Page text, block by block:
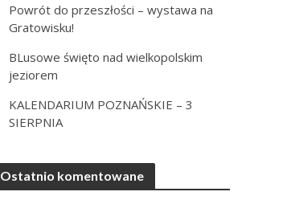
Powrót do przeszłości – wystawa na
Gratowisku!
BLusowe święto nad wielkopolskim
jeziorem
KALENDARIUM POZNAŃSKIE – 3
SIERPNIA
Ostatnio komentowane